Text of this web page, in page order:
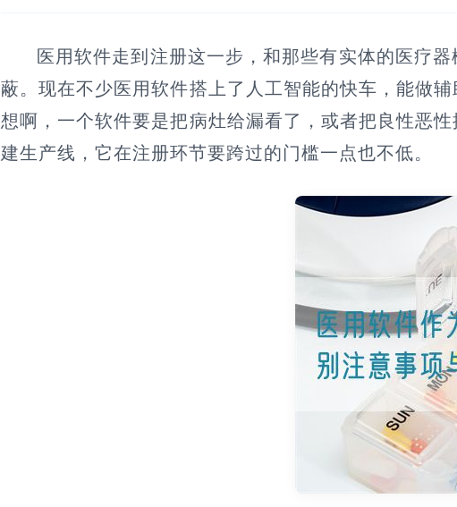
医用软件走到注册这一步，和那些有实体的医疗
蔽。现在不少医用软件搭上了人工智能的快车，能做
想啊，一个软件要是把病灶给漏看了，或者把良性恶
建生产线，它在注册环节要跨过的门槛一点也不低。